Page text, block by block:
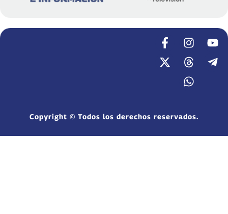
Copyright © Todos los derechos reservados.